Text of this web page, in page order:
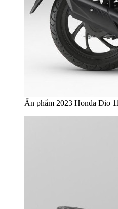
Ấn phẩm 2023 Honda Dio